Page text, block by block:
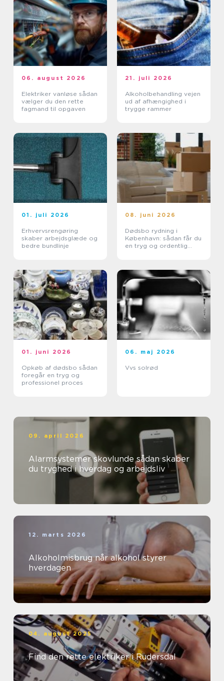
06. august 2026
Elektriker vanløse sådan
vælger du den rette
fagmand til opgaven
21. juli 2026
Alkoholbehandling vejen
ud af afhængighed i
trygge rammer
01. juli 2026
Erhvervsrengøring
skaber arbejdsglæde og
bedre bundlinje
08. juni 2026
Dødsbo rydning i
København: sådan får du
en tryg og ordentlig
01. juni 2026
Opkøb af dødsbo sådan
foregår en tryg og
professionel proces
06. maj 2026
Vvs solrød
09. april 2026
Alarmsystemer skovlunde sådan skaber
du tryghed i hverdag og arbejdsliv
12. marts 2026
Alkoholmisbrug når alkohol styrer
hverdagen
04. august 2025
Find den rette elektriker i Rudersdal